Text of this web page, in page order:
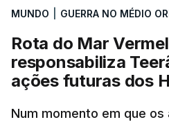
MUNDO GUERRA NO MÉDIO
Rota do Mar
responsabiliza
ações futuras dos
Num momento em que